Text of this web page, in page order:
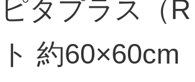
ピタプラス（
ト 約60×60cm